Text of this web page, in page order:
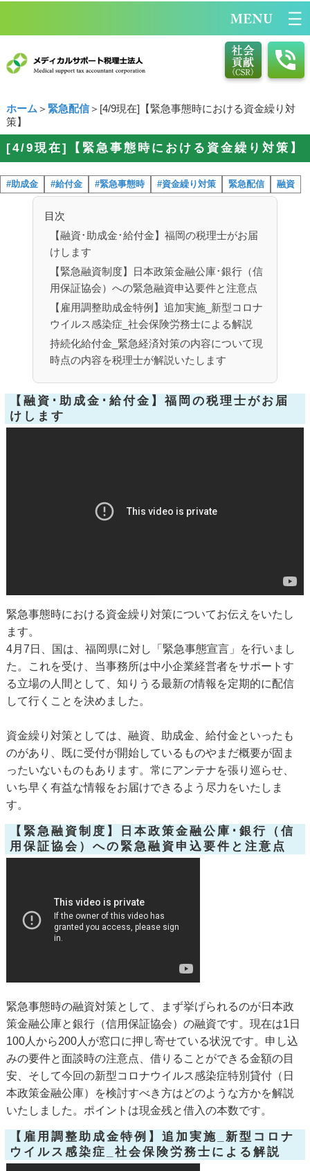
ホーム ＞ 緊急配信＞[4/9現在]【緊急事態時における資金繰り対
策】
[4/9現在]【緊急事態時における資金繰り対策】
#助成金 #給付金 #緊急事態時 #資金繰り対策 緊急配信 融資
目次
【融資･助成金･給付金】福岡の税理士がお届
けします
【緊急融資制度】日本政策金融公庫･銀行（信
用保証協会）への緊急融資申込要件と注意点
【雇用調整助成金特例】追加実施_新型コロナ
ウイルス感染症_社会保険労務士による解説
持続化給付金_緊急経済対策の内容について現
時点の内容を税理士が解説いたします
【融資･助成金･給付金】福岡の税理士がお届
けします
緊急事態時における資金繰り対策についてお伝えをいたし
ます。
4月7日、国は、福岡県に対し「緊急事態宣言」を行いまし
た。これを受け、当事務所は中小企業経営者をサポートす
る立場の人間として、知りうる最新の情報を定期的に配信
して行くことを決めました。
資金繰り対策としては、融資、助成金、給付金といったも
のがあり、既に受付が開始しているものやまだ概要が固ま
ったいないものもあります。常にアンテナを張り巡らせ、
いち早く有益な情報をお届けできるよう尽力をいたしま
す。
【緊急融資制度】日本政策金融公庫･銀行（信
用保証協会）への緊急融資申込要件と注意点
緊急事態時の融資対策として、まず挙げられるのが日本政
策金融公庫と銀行（信用保証協会）の融資です。現在は1日
100人から200人が窓口に押し寄せている状況です。申し込
みの要件と面談時の注意点、借りることができる金額の目
安、そして今回の新型コロナウイルス感染症特別貸付（日
本政策金融公庫）を検討すべき方はどのような方かを解説
いたしました。ポイントは現金残と借入の本数です。
【雇用調整助成金特例】追加実施_新型コロナ
ウイルス感染症_社会保険労務士による解説